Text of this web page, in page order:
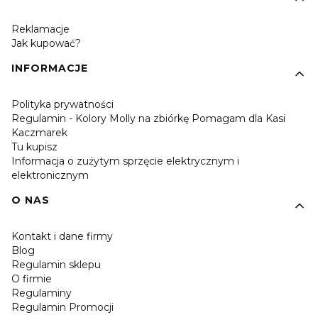
Reklamacje
Jak kupować?
INFORMACJE
Polityka prywatności
Regulamin - Kolory Molly na zbiórkę Pomagam dla Kasi
Kaczmarek
Tu kupisz
Informacja o zużytym sprzęcie elektrycznym i
elektronicznym
O NAS
Kontakt i dane firmy
Blog
Regulamin sklepu
O firmie
Regulaminy
Regulamin Promocji